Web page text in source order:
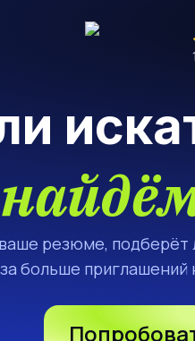
резюме, подберёт
больше приглашений